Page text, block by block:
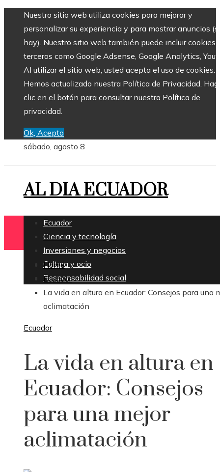
Nuestro sitio web utiliza cookies para mejorar y
personalizar su experiencia y para mostrar anuncios
hay). Nuestro sitio web también puede incluir cookies
terceros como Google Adsense, Google Analytics,
Al utilizar el sitio web, usted acepta el uso de cookies.
Hemos actualizado nuestra Política de Privacidad.
clic en el botón para consultar nuestra Política de
privacidad.
Ok, Acepto
sábado, agosto 8
AL DIA ECUADOR
Ecuador
Ciencia y tecnología
Inversiones y negocios
Cultura y ocio
Responsabilidad social
Home
Ecuador
La vida en altura en Ecuador: Consejos para una
aclimatación
Ecuador
La vida en altura en
Ecuador: Consejos
para una mejor
aclimatación